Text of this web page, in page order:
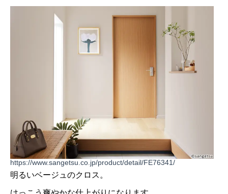
https://www.sangetsu.co.jp/product/detail/FE76341/
明るいベージュのクロス。